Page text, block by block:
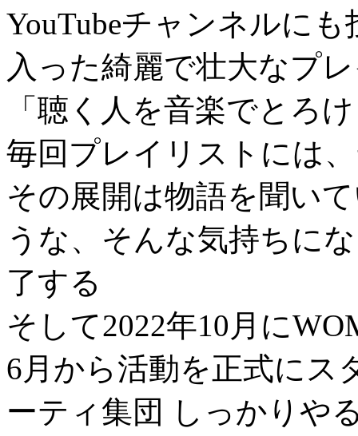
YouTubeチャンネルに
入った綺麗で壮大なプ
「聴く人を音楽でとろ
毎回プレイリストには
その展開は物語を聞い
うな、そんな気持ちに
了する
そして2022年10月に
6月から活動を正式にス
ーティ集団 しっかりや